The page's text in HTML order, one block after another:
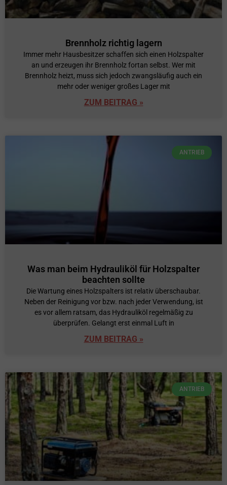
Brennholz richtig lagern
Immer mehr Hausbesitzer schaffen sich einen Holzspalter
an und erzeugen ihr Brennholz fortan selbst. Wer mit
Brennholz heizt, muss sich jedoch zwangsläufig auch ein
mehr oder weniger großes Lager mit
ZUM BEITRAG »
ANTRIEB
Was man beim Hydrauliköl für Holzspalter
beachten sollte
Die Wartung eines Holzspalters ist relativ überschaubar.
Neben der Reinigung vor bzw. nach jeder Verwendung, ist
es vor allem ratsam, das Hydrauliköl regelmäßig zu
überprüfen. Gelangt erst einmal Luft in
ZUM BEITRAG »
ANTRIEB